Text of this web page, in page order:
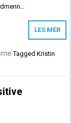
LES MER
TaggedKristin